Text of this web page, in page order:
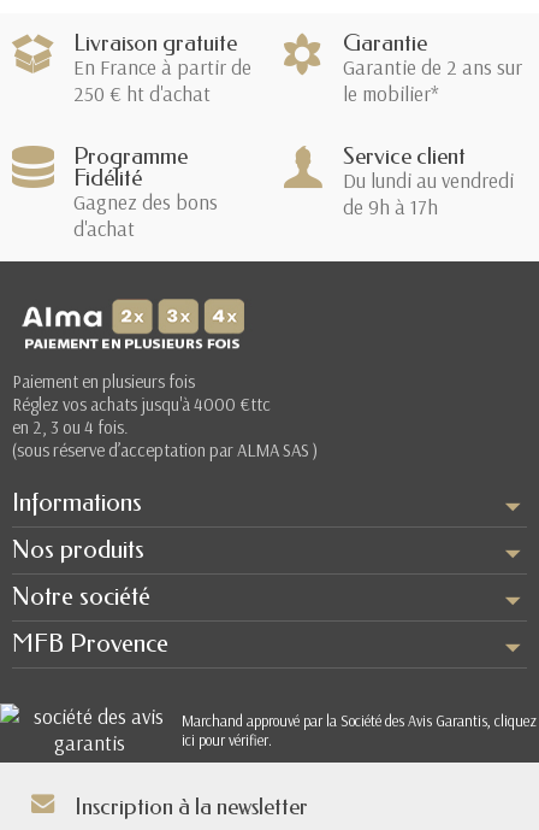
Livraison gratuite
En France à partir de
250 € ht d'achat
Garantie
Garantie de 2 ans sur
le mobilier*
Programme
Fidélité
Gagnez des bons
d'achat
Service client
Du lundi au vendredi
de 9h à 17h
Paiement en plusieurs fois
Réglez vos achats jusqu'à 4000 €ttc
en 2, 3 ou 4 fois.
(sous réserve d’acceptation par ALMA SAS )
Informations
Nos produits
Notre société
MFB Provence
Marchand approuvé par la Société des Avis Garantis, cliquez
ici pour vérifier.
Inscription à la newsletter